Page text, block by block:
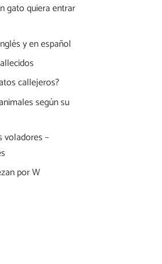
gato quiera entrar
y en español
callejeros?
según su
voladores –
por W